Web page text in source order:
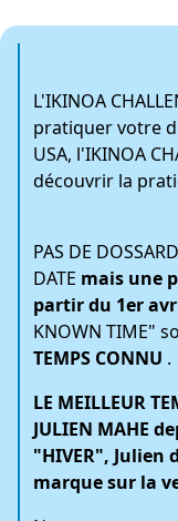
L'IKINOA
pratiquer votre
USA, l'IKINOA
découvrir la
PAS DE
DATE mais une
partir du 1er
KNOWN TIME"
TEMPS CONNU .
LE MEILLEUR
JULIEN MAHE
"HIVER",
marque sur la